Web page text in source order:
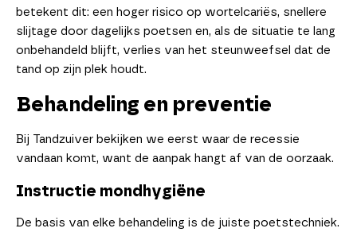
betekent dit: een hoger risico op wortelcariës, snellere
slijtage door dagelijks poetsen en, als de situatie te lang
onbehandeld blijft, verlies van het steunweefsel dat de
tand op zijn plek houdt.
Behandeling en preventie
Bij Tandzuiver bekijken we eerst waar de recessie
vandaan komt, want de aanpak hangt af van de oorzaak.
Instructie mondhygiëne
De basis van elke behandeling is de juiste poetstechniek.